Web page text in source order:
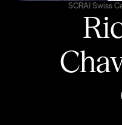
SCRAI Swiss